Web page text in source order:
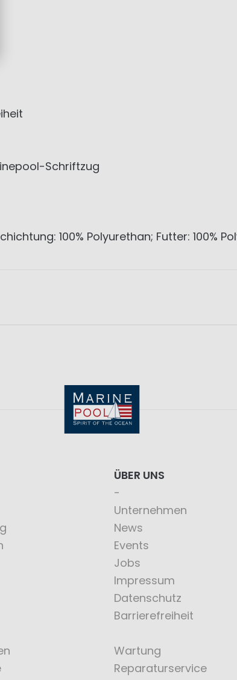
Schriftzug
100% Polyurethan; Futter: 100%
ÜBER UNS
Unternehmen
News
Events
Jobs
Impressum
Datenschutz
Barrierefreiheit
Wartung
Reparaturservice